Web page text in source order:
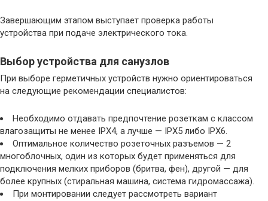
Завершающим этапом выступает проверка работы
устройства при подаче электрического тока.
Выбор устройства для санузлов
При выборе герметичных устройств нужно ориентироваться
на следующие рекомендации специалистов:
Необходимо отдавать предпочтение розеткам с классом
влагозащиты не менее IPX4, а лучше — IPX5 либо IPX6.
Оптимальное количество розеточных разъемов — 2
многоблочных, один из которых будет применяться для
подключения мелких приборов (бритва, фен), другой — для
более крупных (стиральная машина, система гидромассажа).
При монтировании следует рассмотреть вариант